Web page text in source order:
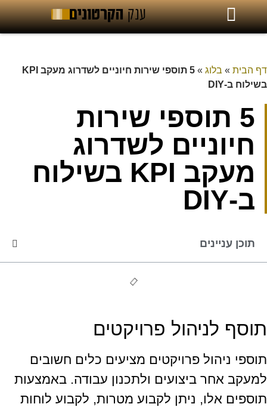
דף הבית » בלוג »
5 תוספי שירות חיוניים לשדרוג מעקב KPI
בשילוח ב‑DIY
5 תוספי שירות
חיוניים לשדרוג
מעקב KPI בשילוח
ב‑DIY
תוכן עניינים
תוסף לניהול פרויקטים
תוספי ניהול פרויקטים מציעים כלים חשובים
למעקב אחר ביצועים ולתכנון עבודה. באמצעות
תוספים אלו, ניתן לקבוע מטרות, לקבוע לוחות